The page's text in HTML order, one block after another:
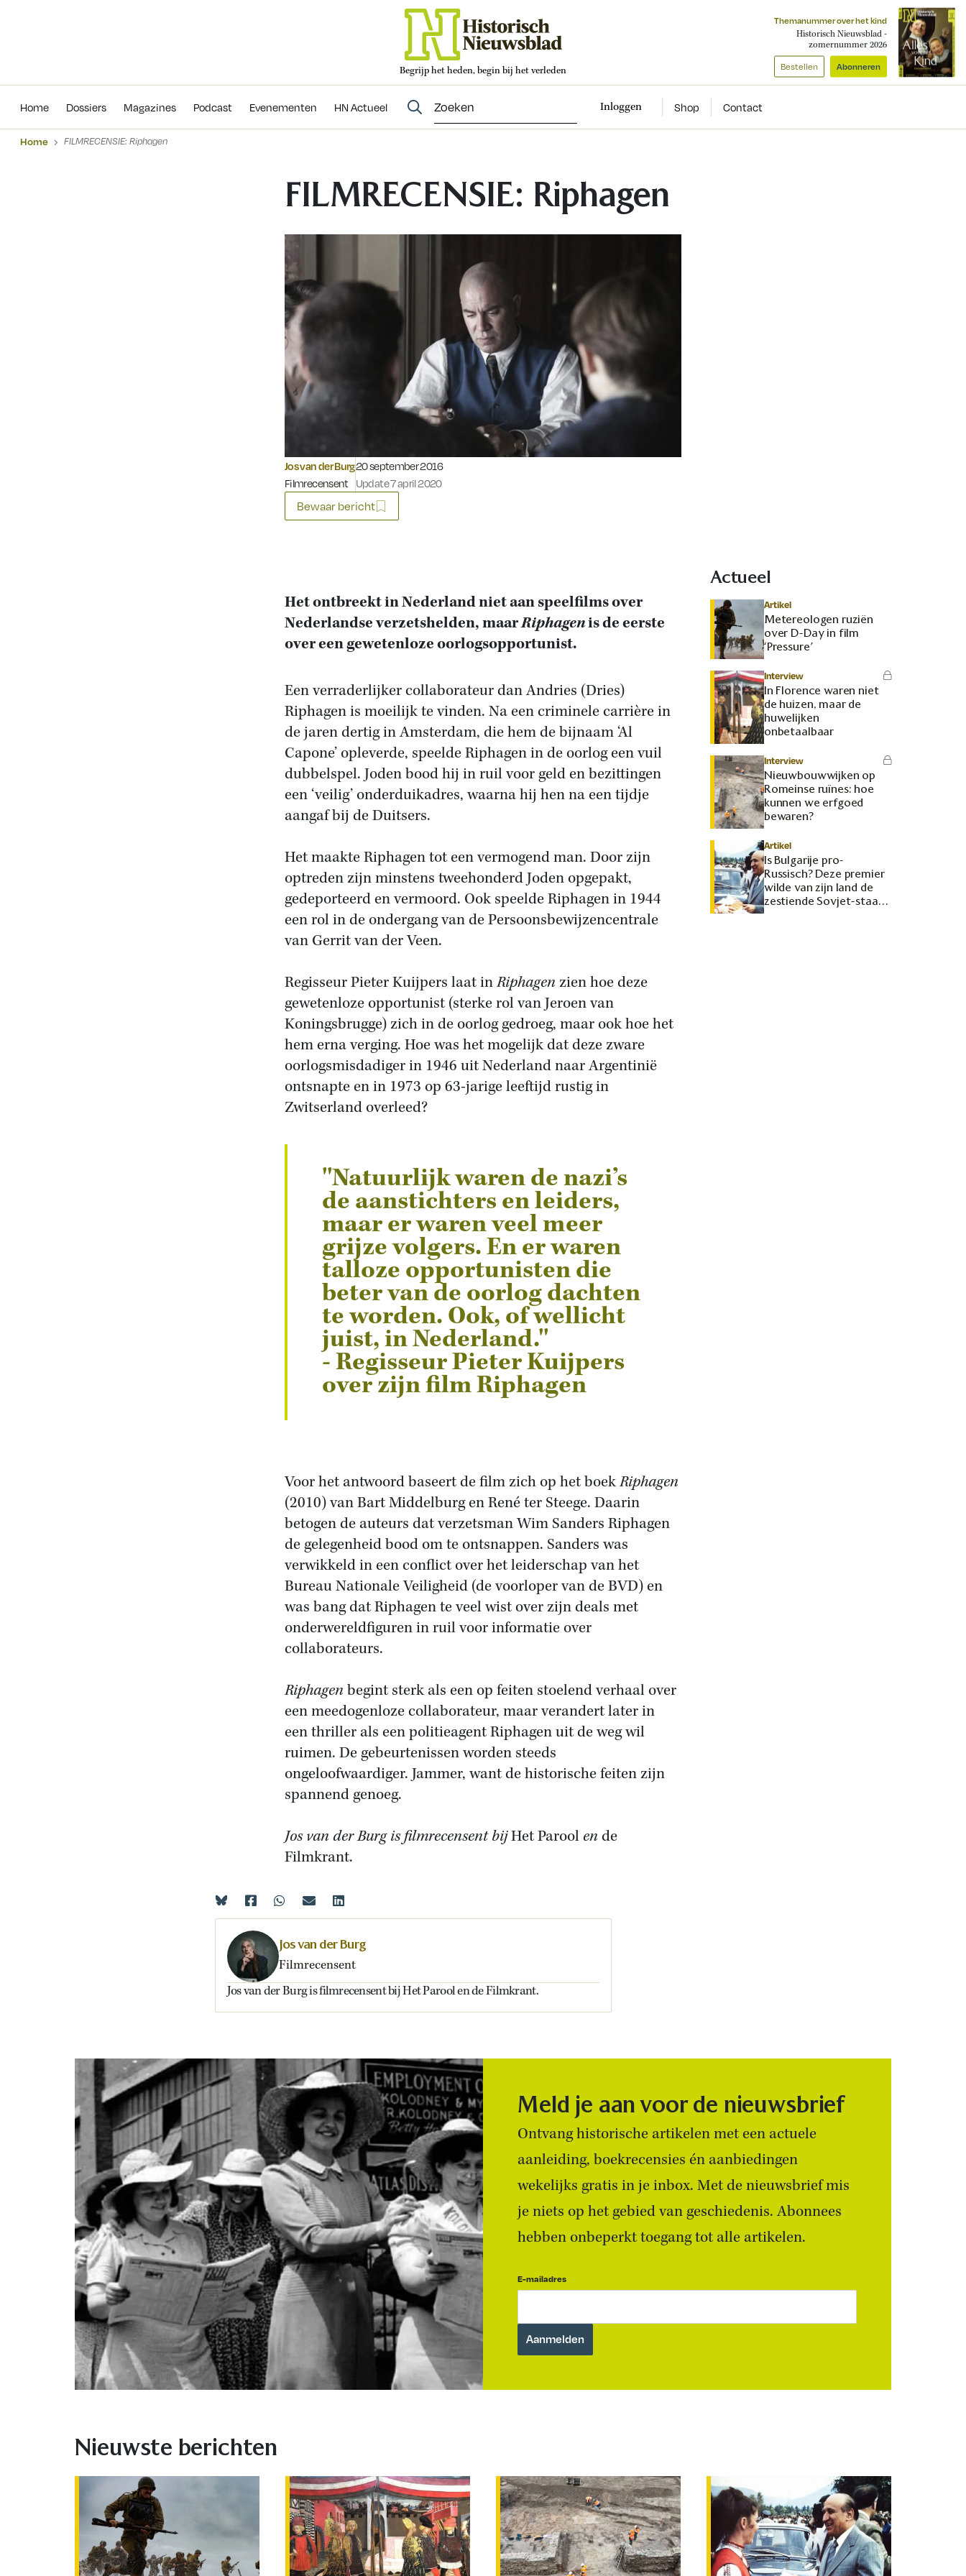
Begrijp het heden, begin bij het verleden
Themanummer over het kind
Historisch Nieuwsblad -
zomernummer 2026
Bestellen Abonneren
Home Dossiers Magazines Podcast Evenementen HN Actueel Inloggen Shop Contact
Evenementen
Home FILMRECENSIE: Riphagen
FILMRECENSIE: Riphagen
Jos van der Burg
Filmrecensent
Gepubliceerd op:
20 september 2016
Update 7 april 2020
Bewaar bericht
Het ontbreekt in Nederland niet aan speelfilms over
Nederlandse verzetshelden, maarRiphagenis de eerste
over een gewetenloze oorlogsopportunist.
Een verraderlijker collaborateur dan Andries (Dries)
Riphagen is moeilijk te vinden. Na een criminele carrière in
de jaren dertig in Amsterdam, die hem de bijnaam ‘Al
Capone’ opleverde, speelde Riphagen in de oorlog een vuil
dubbelspel. Joden bood hij in ruil voor geld en bezittingen
een ‘veilig’ onderduikadres, waarna hij hen na een tijdje
aangaf bij de Duitsers.
Het maakte Riphagen tot een vermogend man. Door zijn
optreden zijn minstens tweehonderd Joden opgepakt,
gedeporteerd en vermoord. Ook speelde Riphagen in 1944
een rol in de ondergang van de Persoonsbewijzencentrale
van Gerrit van der Veen.
Regisseur Pieter Kuijpers laat inRiphagenzien hoe deze
gewetenloze opportunist (sterke rol van Jeroen van
Koningsbrugge) zich in de oorlog gedroeg, maar ook hoe het
hem erna verging. Hoe was het mogelijk dat deze zware
oorlogsmisdadiger in 1946 uit Nederland naar Argentinië
ontsnapte en in 1973 op 63-jarige leeftijd rustig in
Zwitserland overleed?
''Natuurlijk waren de nazi’s
de aanstichters en leiders,
maar er waren veel meer
grijze volgers. En er waren
talloze opportunisten die
beter van de oorlog dachten
te worden. Ook, of wellicht
juist, in Nederland.''
- Regisseur Pieter Kuijpers
over zijn film Riphagen
Voor het antwoord baseert de film zich op het boekRiphagen
(2010) van Bart Middelburg en René ter Steege. Daarin
betogen de auteurs dat verzetsman Wim Sanders Riphagen
de gelegenheid bood om te ontsnappen. Sanders was
verwikkeld in een conflict over het leiderschap van het
Bureau Nationale Veiligheid (de voorloper van de BVD) en
was bang dat Riphagen te veel wist over zijn deals met
onderwereldfiguren in ruil voor informatie over
collaborateurs.
Riphagenbegint sterk als een op feiten stoelend verhaal over
een meedogenloze collaborateur, maar verandert later in
een thriller als een politieagent Riphagen uit de weg wil
ruimen. De gebeurtenissen worden steeds
ongeloofwaardiger. Jammer, want de historische feiten zijn
spannend genoeg.
Jos van der Burg is filmrecensent bijHet Parool ende
Filmkrant.
Actueel
Artikel
Metereologen ruziën
over D-Day in film
‘Pressure’
Interview
In Florence waren niet
de huizen, maar de
huwelijken
onbetaalbaar
Interview
Nieuwbouwwijken op
Romeinse ruïnes: hoe
kunnen we erfgoed
bewaren?
Artikel
Is Bulgarije pro-
Russisch? Deze premier
wilde van zijn land de
zestiende Sovjet-staat
maken
Jos van der Burg
Filmrecensent
Jos van der Burg is filmrecensent bij Het Parool en de Filmkrant.
Meld je aan voor de nieuwsbrief
Ontvang historische artikelen met een actuele
aanleiding, boekrecensies én aanbiedingen
wekelijks gratis in je inbox. Met de nieuwsbrief mis
je niets op het gebied van geschiedenis. Abonnees
hebben onbeperkt toegang tot alle artikelen.
E-mailadres
Nieuwste berichten